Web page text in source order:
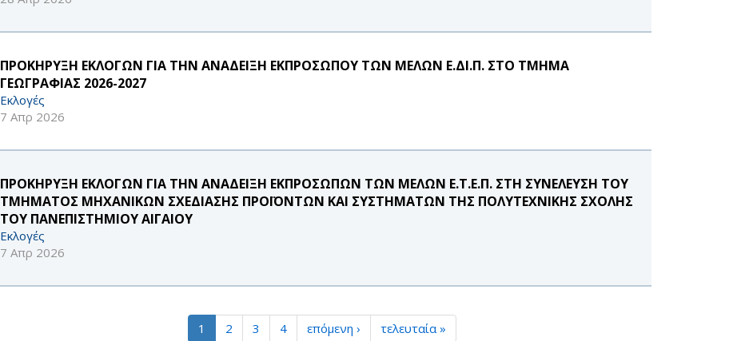
ΠΡΟΚΗΡΥΞΗ ΕΚΛΟΓΩΝ ΓΙΑ ΤΗΝ ΑΝΑΔΕΙΞΗ ΕΚΠΡΟΣΩΠΟΥ ΤΩΝ ΜΕΛΩΝ Ε.ΔΙ.Π. ΣΤΟ ΤΜΗΜΑ
ΓΕΩΓΡΑΦΙΑΣ 2026-2027
Εκλογές
7 Απρ 2026
ΠΡΟΚΗΡΥΞΗ ΕΚΛΟΓΩΝ ΓΙΑ ΤΗΝ ΑΝΑΔΕΙΞΗ ΕΚΠΡΟΣΩΠΩΝ ΤΩΝ ΜΕΛΩΝ Ε.Τ.Ε.Π. ΣΤΗ ΣΥΝΕΛΕΥΣΗ ΤΟΥ
ΤΜΗΜΑΤΟΣ ΜΗΧΑΝΙΚΩΝ ΣΧΕΔΙΑΣΗΣ ΠΡΟΪΟΝΤΩΝ ΚΑΙ ΣΥΣΤΗΜΑΤΩΝ ΤΗΣ ΠΟΛΥΤΕΧΝΙΚΗΣ ΣΧΟΛΗΣ
ΤΟΥ ΠΑΝΕΠΙΣΤΗΜΙΟΥ ΑΙΓΑΙΟΥ
Εκλογές
7 Απρ 2026
1 2 3 4 επόμενη › τελευταία »